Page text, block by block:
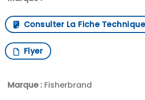
Consulter La Fiche Technique
Flyer
Marque : Fisherbrand